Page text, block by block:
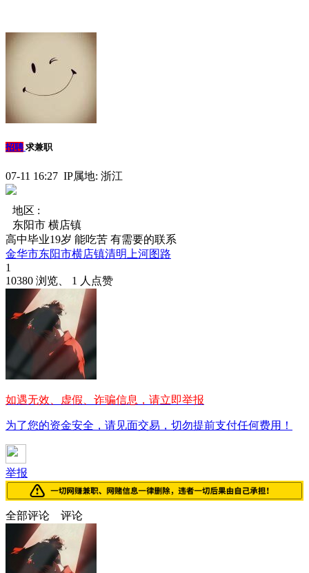
招聘 求兼职
07-11 16:27 IP属地: 浙江
地区 :
东阳市 横店镇
高中毕业19岁 能吃苦 有需要的联系
金华市东阳市横店镇清明上河图路
1
10380 浏览、 1 人点赞
如遇无效、虚假、诈骗信息，请立即举报
为了您的资金安全，请见面交易，切勿提前支付任何费用！
举报
全部评论 评论